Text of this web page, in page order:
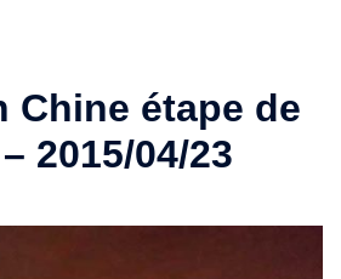
Chine étape de
2015/04/23